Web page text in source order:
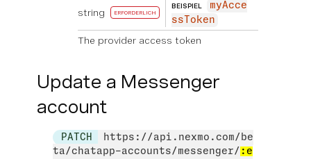
string
ERFORDERLICH
BEISPIEL
myAcce
ssToken
The provider access token
Update a Messenger
account
PATCH
https://api.nexmo.com/be
ta/chatapp-accounts/messenger/ :e